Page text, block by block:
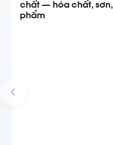
chất — hóa chất,
phẩm